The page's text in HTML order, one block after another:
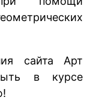
сайта Арт
в курсе